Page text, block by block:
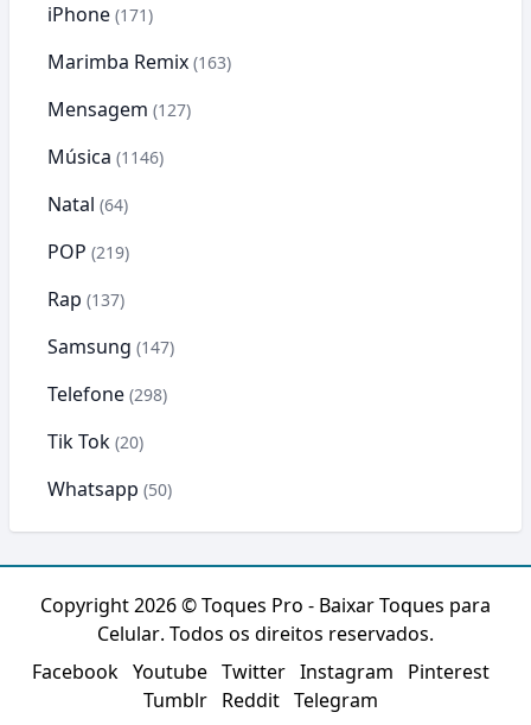
iPhone (171)
Marimba Remix (163)
Mensagem (127)
Música (1146)
Natal (64)
POP (219)
Rap (137)
Samsung (147)
Telefone (298)
Tik Tok (20)
Whatsapp (50)
Copyright 2026 ©Toques Pro - Baixar Toques para
Celular. Todos os direitos reservados.
Facebook Youtube Twitter Instagram
Pinterest
Tumblr Reddit Telegram